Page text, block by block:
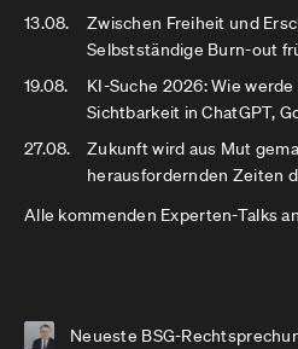
13.08.
Zwischen Freiheit und
Selbstständige Burn-out
19.08.
KI-Suche 2026: Wie
Sichtbarkeit in ChatGPT,
27.08.
Zukunft wird aus Mut
herausfordernden Zeiten
Alle kommenden Experten-Talks
Neueste BSG-